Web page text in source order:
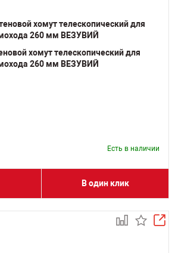
хомут телескопический для
260 мм ВЕЗУВИЙ
Есть в наличии
В один клик